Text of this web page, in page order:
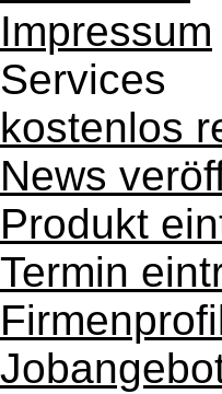
Impressum
Services
kostenlos
News
Produkt
Termin